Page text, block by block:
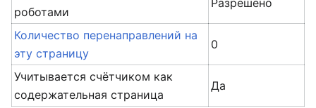
роботами
Разрешено
Количество перенаправлений на
эту страницу
0
Учитывается счётчиком как
содержательная страница
Да